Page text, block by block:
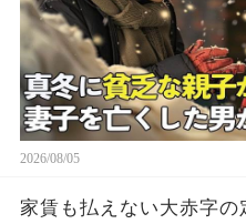
2026/08/05
家賃も払えない大赤字